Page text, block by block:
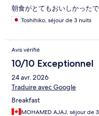
朝食がとてもおいしかったで
Toshihiko, séjour de 3 nuits
Avis vérifié
10/10 Exceptionnel
24 avr. 2026
Traduire avec Google
Breakfast
MOHAMED AJAJ, séjour de